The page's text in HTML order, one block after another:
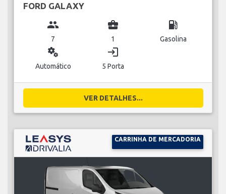
FORD GALAXY
group
7
business_center
1
local_gas_station
Gasolina
miscellaneous_services
Automático
login
5 Porta
VER DETALHES...
CARRINHA DE MERCADORIA